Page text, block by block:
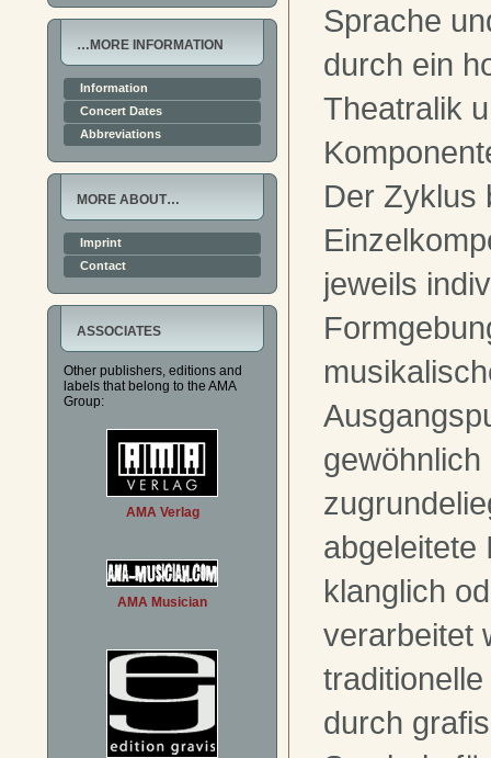
…MORE INFORMATION
Information
Concert Dates
Abbreviations
MORE ABOUT…
Imprint
Contact
ASSOCIATES
Other publishers, editions and
labels that belong to the AMA
Group:
AMA Verlag
AMA Musician
Sprache
durch ein
Theatralik
Der Zyklus
jeweils
abgeleitete
klanglich
verarbeitet
durch